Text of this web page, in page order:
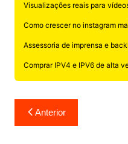
Visualizações reais para
Como crescer no instagram
Assessoria de imprensa e
Comprar IPV4 e IPV6 de alta
Navegação
de
Anterior